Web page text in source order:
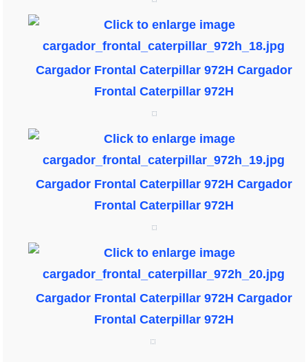
Cargador Frontal Caterpillar 972H Cargador
Frontal Caterpillar 972H
Cargador Frontal Caterpillar 972H Cargador
Frontal Caterpillar 972H
Cargador Frontal Caterpillar 972H Cargador
Frontal Caterpillar 972H